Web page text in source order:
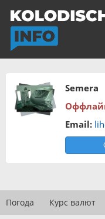
Semera
Email:
Погода Курс валют